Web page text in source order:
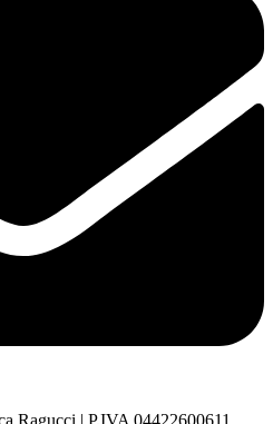
Ragucci | P.IVA 04422600611